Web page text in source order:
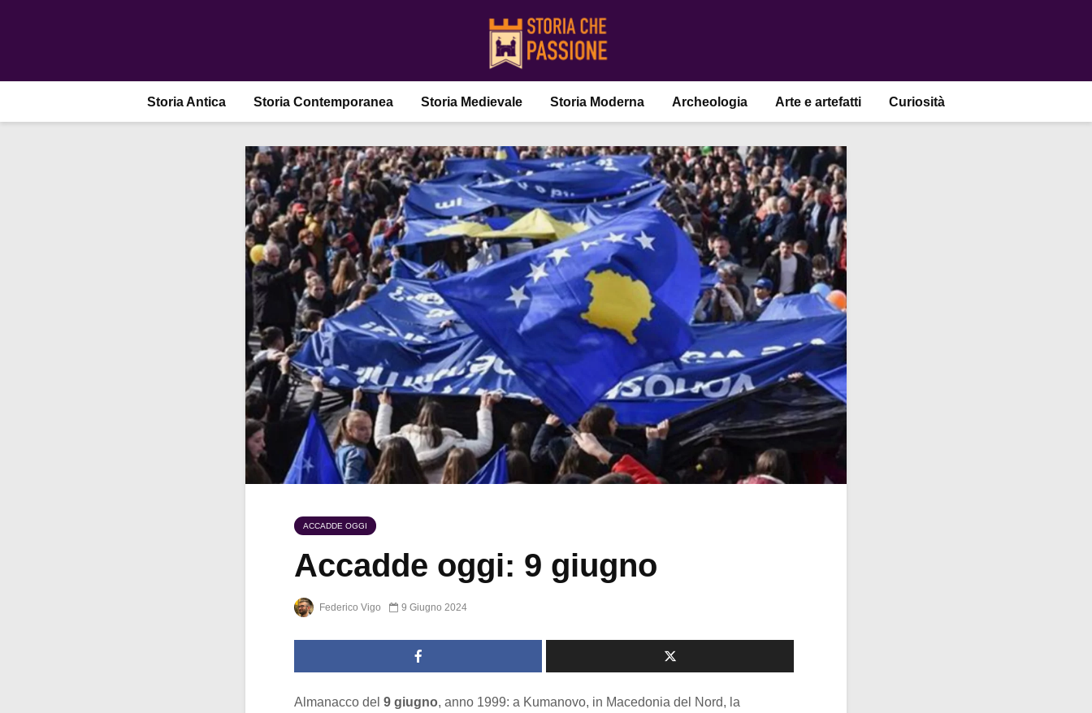
Storia Antica Storia Contemporanea Storia Medievale Storia Moderna Archeologia Arte e artefatti Curiosità
ACCADDE OGGI
Accadde oggi: 9 giugno
Federico Vigo 9 Giugno 2024
Almanacco del 9 giugno, anno 1999: a Kumanovo, in Macedonia del Nord, la